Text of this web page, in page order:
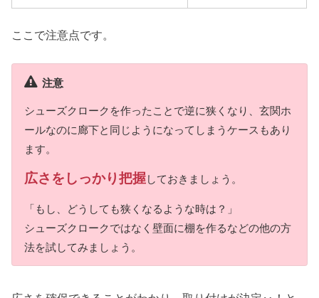
ここで注意点です。
注意
シューズクロークを作ったことで逆に狭くなり、玄関ホ
ールなのに廊下と同じようになってしまうケースもあり
ます。
広さをしっかり把握しておきましょう。
「もし、どうしても狭くなるような時は？」
シューズクロークではなく壁面に棚を作るなどの他の方
法を試してみましょう。